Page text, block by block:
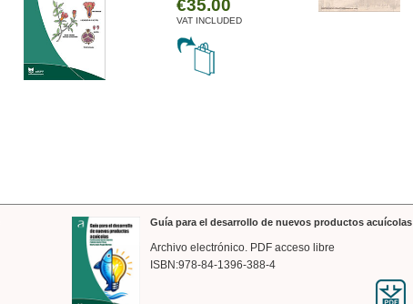
€35.00
VAT INCLUDED
Guía para el desarrollo de nuevos productos acuícolas
Archivo electrónico. PDF acceso libre
ISBN:978-84-1396-388-4